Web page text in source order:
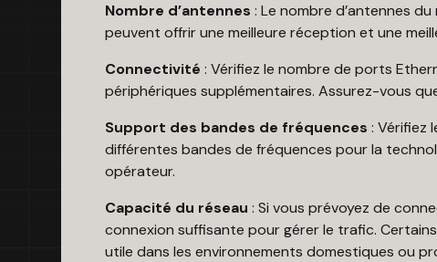
Nombre d’antennes : Le nombre d’antennes
peuvent offrir une meilleure réception et une
Connectivité : Vérifiez le nombre de ports
périphériques supplémentaires. Assurez-vous
Support des bandes de fréquences : Vérifiez
différentes bandes de fréquences pour la
opérateur.
Capacité du réseau : Si vous prévoyez de
connexion suffisante pour gérer le trafic.
utile dans les environnements domestiques ou